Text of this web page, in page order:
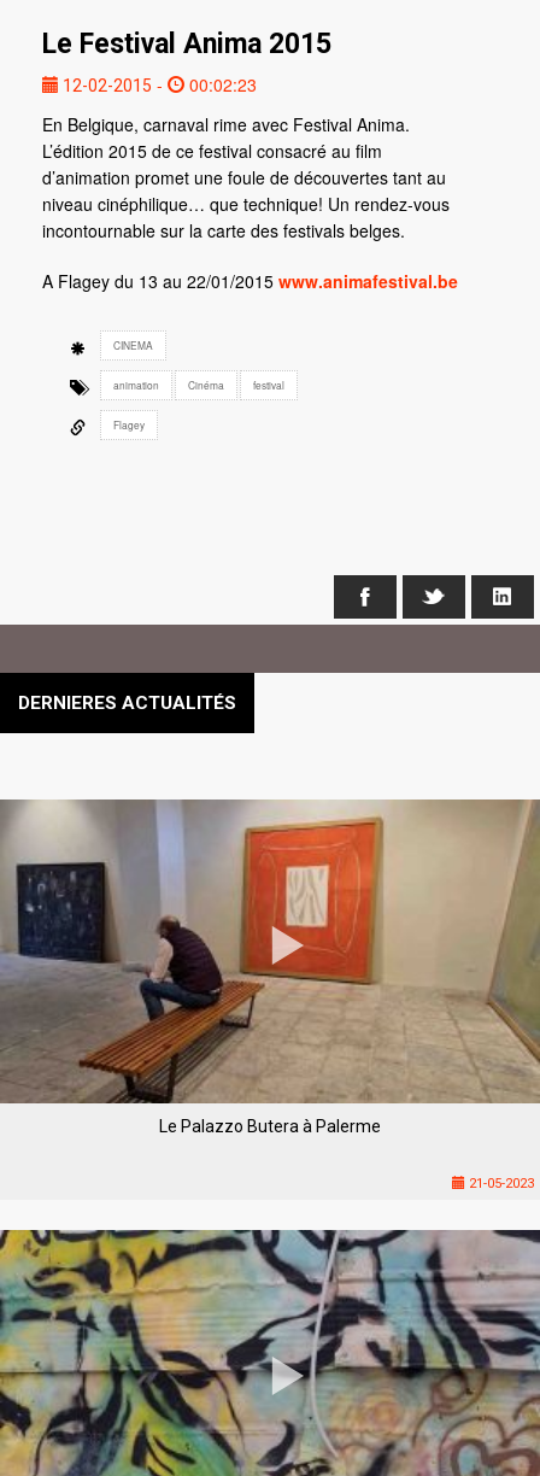
Le Festival Anima 2015
12-02-2015 -
00:02:23
En Belgique, carnaval rime avec Festival Anima.
L’édition 2015 de ce festival consacré au film
d’animation promet une foule de découvertes tant au
niveau cinéphilique… que technique! Un rendez-vous
incontournable sur la carte des festivals belges.
A Flagey du 13 au 22/01/2015 www.animafestival.be
CINEMA
animation Cinéma festival
Flagey
Facebook
DERNIERES ACTUALITÉS
Le Palazzo Butera à Palerme
21-05-2023